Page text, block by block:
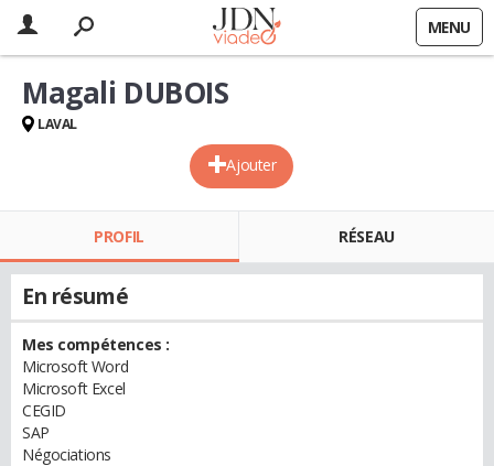
MENU
Ajouter
Magali DUBOIS
LAVAL
PROFIL RÉSEAU
En résumé
Mes compétences :
Microsoft Word
Microsoft Excel
CEGID
SAP
Négociations